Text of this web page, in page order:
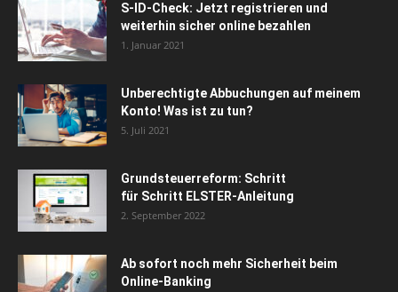
S-ID-Check: Jetzt registrieren und
weiterhin sicher online bezahlen
1. Januar 2021
Unberechtigte Abbuchungen auf meinem
Konto! Was ist zu tun?
5. Juli 2021
Grundsteuerreform: Schritt
für Schritt ELSTER-Anleitung
2. September 2022
Ab sofort noch mehr Sicherheit beim
Online-Banking